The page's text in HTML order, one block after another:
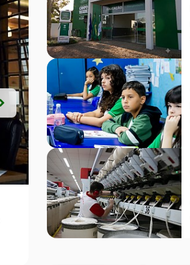
Próxima
Próxima